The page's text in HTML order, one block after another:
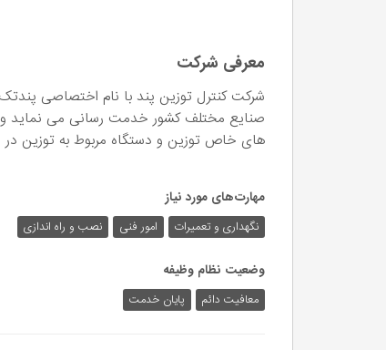
معرفی شرکت
شرکت کنترل توزین پند با نام اختصاصی
صنایع مختلف کشور خدمت رسانی می نماید و
های خاص توزین و دستگاه مربوط به توزین
مهارت‌های مورد نیاز
نگهداری و تعمیرات امور فنی نصب و راه اندازی
وضعیت نظام وظیفه
معافیت دائم پایان خدمت